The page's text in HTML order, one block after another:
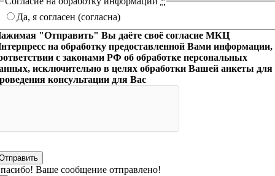
Да, я согласен (согласна)
"Отправить" Вы даёте своё согласие МКЦ
на обработку предоставленной Вами информации,
с законами РФ об обработке персональных
исключительно в целях обработки Вашей анкеты для
консультации для Вас
Ваше сообщение отправлено!